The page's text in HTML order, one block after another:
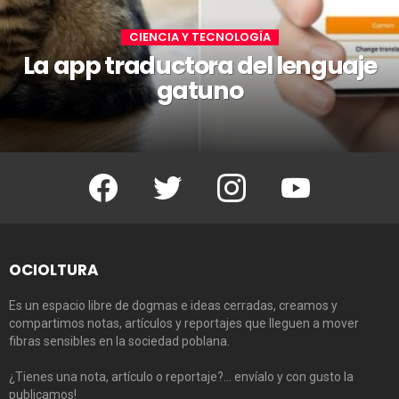
CIENCIA Y TECNOLOGÍA
La app traductora del lenguaje
gatuno
Facebook Twitter Instagram Youtube
OCIOLTURA
Es un espacio libre de dogmas e ideas cerradas, creamos y
compartimos notas, artículos y reportajes que lleguen a mover
fibras sensibles en la sociedad poblana.
¿Tienes una nota, artículo o reportaje?… envíalo y con gusto la
publicamos!